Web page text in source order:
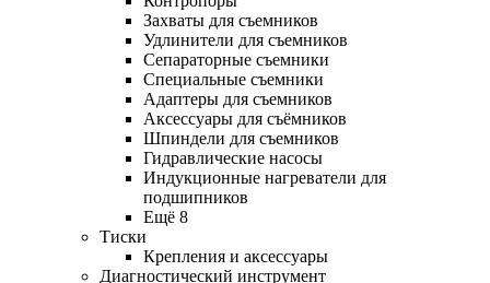
Захваты для съемников
Удлинители для съемников
Сепараторные съемники
Специальные съемники
Адаптеры для съемников
Аксессуары для съёмников
Шпиндели для съемников
Гидравлические насосы
Индукционные нагреватели для
подшипников
Ещё 8
Тиски
Крепления и аксессуары
Диагностический инструмент